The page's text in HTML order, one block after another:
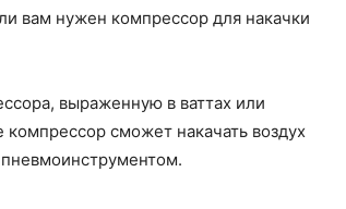
вам нужен компрессор для накачки
выраженную в ваттах или
сможет накачать воздух